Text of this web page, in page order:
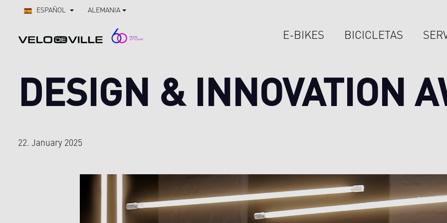
a la navegación principal
ESPAÑOL ALEMANIA
E-BIKES BICICLETAS
DESIGN & INNOVATION
22. January 2025